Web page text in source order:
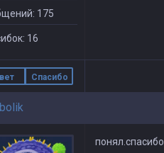
175
16
Спасибо
понял.спасибо